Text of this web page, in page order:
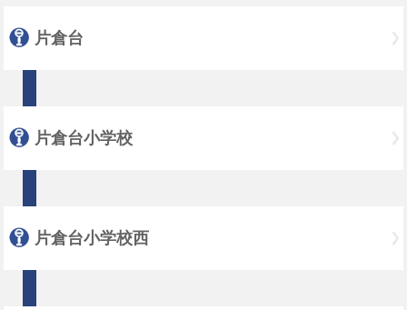
片倉台
片倉台小学校
片倉台小学校西